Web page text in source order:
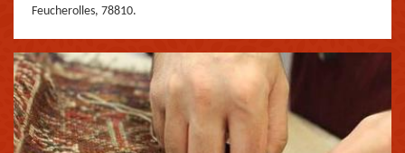
Feucherolles, 78810.